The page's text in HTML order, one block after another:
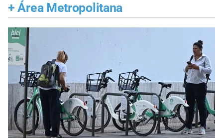
+ Área Metropolitana